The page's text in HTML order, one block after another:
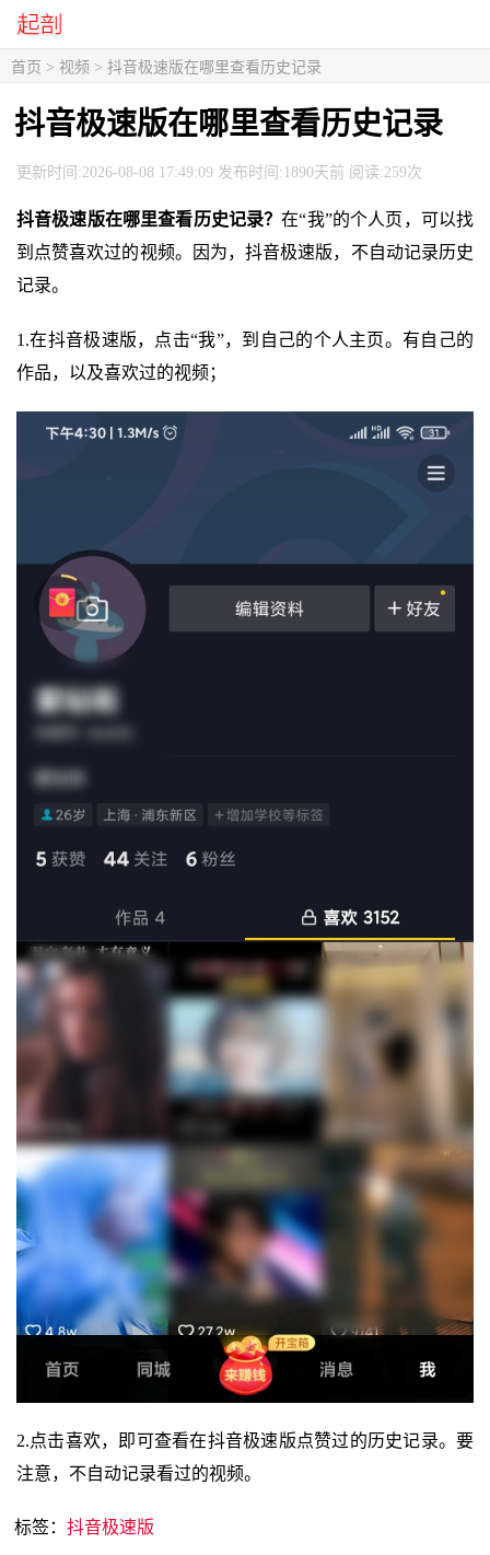
首页 > 视频 > 抖音极速版在哪里查看历史记录
抖音极速版在哪里查看历史记录
更新时间:2026-08-08 17:49:09 发布时间:1890天前 阅读:259次
抖音极速版在哪里查看历史记录？在“我”的个人页，可以找
到点赞喜欢过的视频。因为，抖音极速版，不自动记录历史
记录。
1.在抖音极速版，点击“我”，到自己的个人主页。有自己的
作品，以及喜欢过的视频；
2.点击喜欢，即可查看在抖音极速版点赞过的历史记录。要
注意，不自动记录看过的视频。
标签：抖音极速版